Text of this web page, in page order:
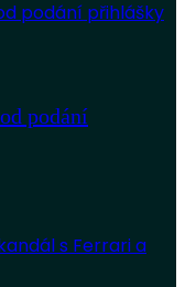
podání